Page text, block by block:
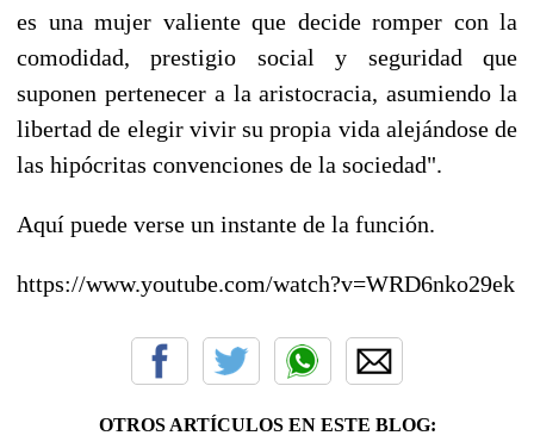
es una mujer valiente que decide romper con la
comodidad, prestigio social y seguridad que
suponen pertenecer a la aristocracia, asumiendo la
libertad de elegir vivir su propia vida alejándose de
las hipócritas convenciones de la sociedad".
Aquí puede verse un instante de la función.
https://www.youtube.com/watch?v=WRD6nko29ek
OTROS ARTÍCULOS EN ESTE BLOG: